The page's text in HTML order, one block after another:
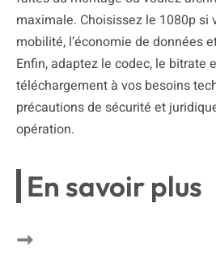
maximale. Choisissez le 1080p si
mobilité, l’économie de données
Enfin, adaptez le codec, le bitrate
téléchargement à vos besoins
précautions de sécurité et
opération.
En savoir plus